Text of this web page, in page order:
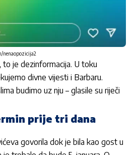
nenaopozicija2
to je dezinformacija. U toku
divne vijesti i Barbaru.
budimo uz nju – glasile su riječi
prije tri dana
govorila dok je bila kao gost u